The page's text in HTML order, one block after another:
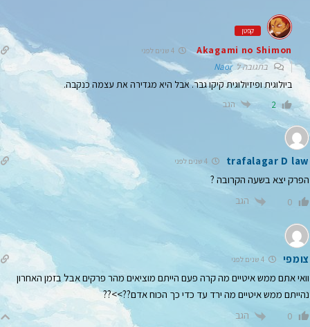
קפטן
Akagami no Shimon
בתגובה לNaor
ביולוגית ופיזיולוגית קיקו גבר. אבל היא מגדירה את עצמה כנקבה.
2 הגב
trafalagar D law 4 שנים לפני
הפרק יצא בשעה הקרובה ?
0 הגב
צומפי 4 שנים לפני
וואי אתם ממש איטיים מה קרה פעם הייתם מוציאים מהר פרקים אבל בזמן האחרון
נהייתם ממש איטיים מה ירד עד כדי כך הכוח אדם??>>??
0 הגב